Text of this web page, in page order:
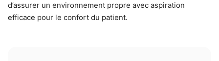
d’assurer un environnement propre avec aspiration
efficace pour le confort du patient.